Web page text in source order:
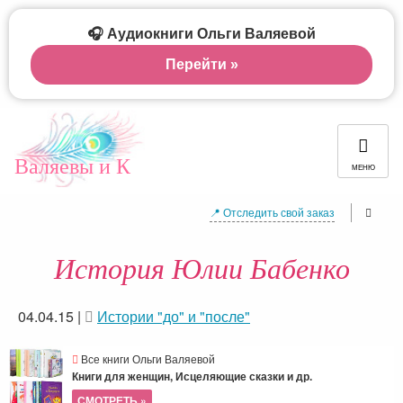
Валяевы и К МЕНЮ
📍 Отследить свой заказ
История Юлии Бабенко
04.04.15 | Истории "до" и "после"
Все книги Ольги Валяевой
Книги для женщин, Исцеляющие сказки и др.
🎧 Аудиокниги Ольги Валяевой
Перейти »